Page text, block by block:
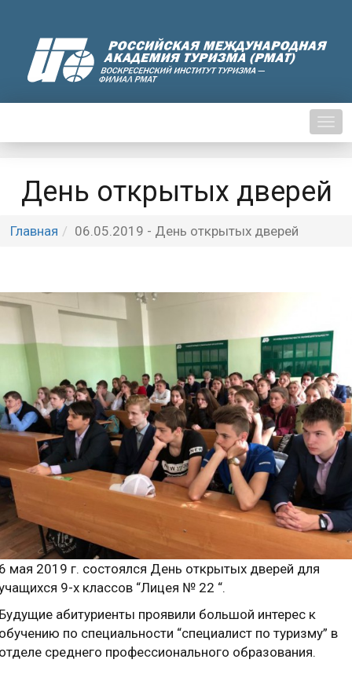
День открытых дверей
Главная 06.05.2019 - День открытых дверей
мая 2019 г. состоялся День открытых дверей для
9-х классов “Лицея № 22 “.
абитуриенты проявили большой интерес к
по специальности “специалист по туризму” в
среднего профессионального образования.